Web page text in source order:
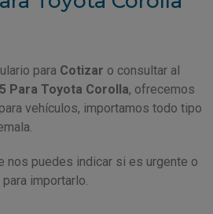
para Cotizar o consultar al
Para Toyota Corolla, ofrecemos
vehículos, importamos todo tipo
nos puedes indicar si es urgente o
importarlo.